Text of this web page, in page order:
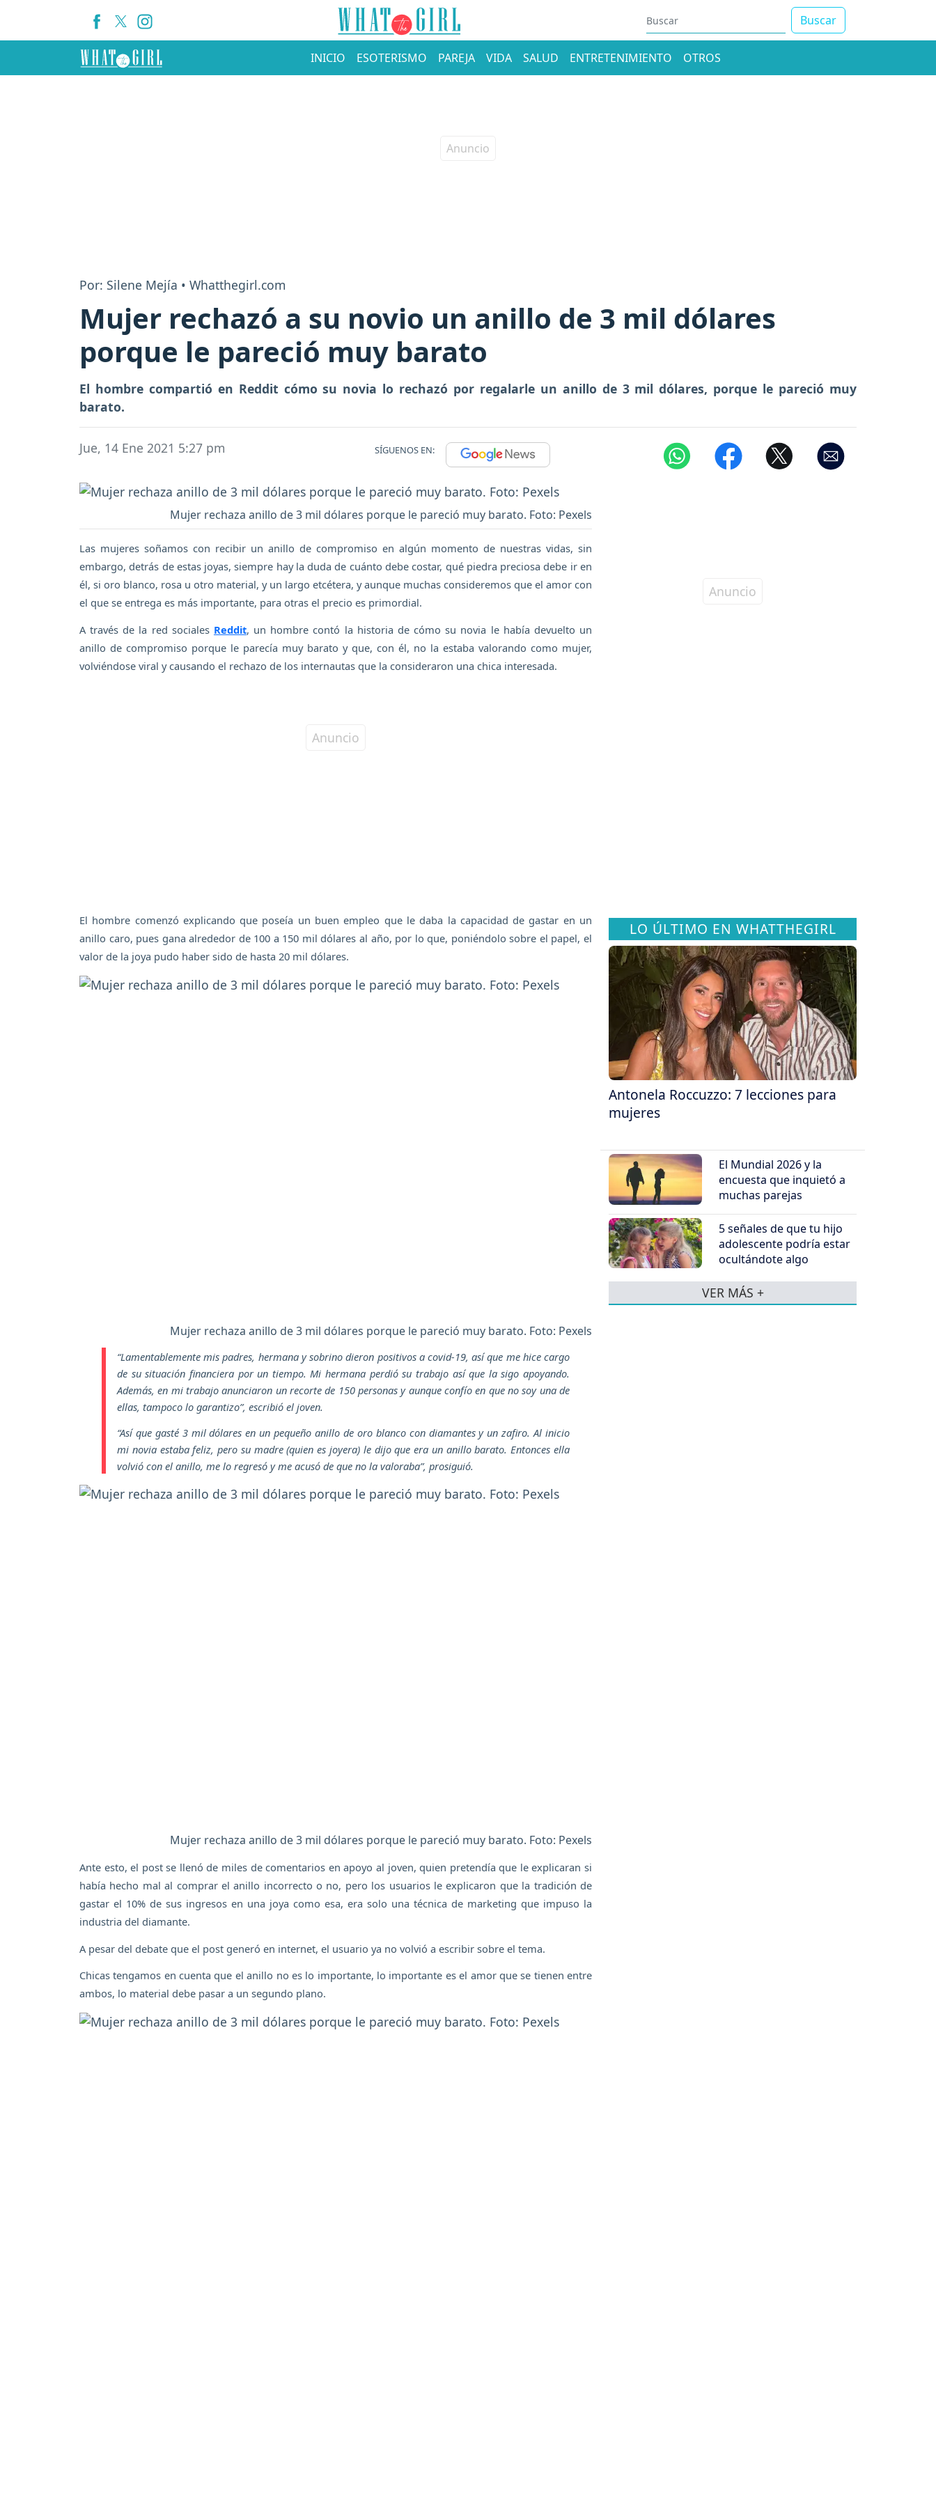
Buscar
INICIO ESOTERISMO PAREJA VIDA SALUD ENTRETENIMIENTO OTROS
Por: Silene Mejía • Whatthegirl.com
Mujer rechazó a su novio un anillo de 3 mil dólares
porque le pareció muy barato
El hombre compartió en Reddit cómo su novia lo rechazó por regalarle un anillo de 3 mil dólares, porque le pareció muy
barato.
Jue, 14 Ene 2021 5:27 pm SÍGUENOS EN:
Mujer rechaza anillo de 3 mil dólares porque le pareció muy barato. Foto: Pexels
Las mujeres soñamos con recibir un anillo de compromiso en algún momento de nuestras vidas, sin
embargo, detrás de estas joyas, siempre hay la duda de cuánto debe costar, qué piedra preciosa debe ir en
él, si oro blanco, rosa u otro material, y un largo etcétera, y aunque muchas consideremos que el amor con
el que se entrega es más importante, para otras el precio es primordial.
A través de la red sociales Reddit, un hombre contó la historia de cómo su novia le había devuelto un
anillo de compromiso porque le parecía muy barato y que, con él, no la estaba valorando como mujer,
volviéndose viral y causando el rechazo de los internautas que la consideraron una chica interesada.
El hombre comenzó explicando que poseía un buen empleo que le daba la capacidad de gastar en un
anillo caro, pues gana alrededor de 100 a 150 mil dólares al año, por lo que, poniéndolo sobre el papel, el
valor de la joya pudo haber sido de hasta 20 mil dólares.
Mujer rechaza anillo de 3 mil dólares porque le pareció muy barato. Foto: Pexels
“Lamentablemente mis padres, hermana y sobrino dieron positivos a covid-19, así que me hice cargo
de su situación financiera por un tiempo. Mi hermana perdió su trabajo así que la sigo apoyando.
Además, en mi trabajo anunciaron un recorte de 150 personas y aunque confío en que no soy una de
ellas, tampoco lo garantizo”, escribió el joven.
“Así que gasté 3 mil dólares en un pequeño anillo de oro blanco con diamantes y un zafiro. Al inicio
mi novia estaba feliz, pero su madre (quien es joyera) le dijo que era un anillo barato. Entonces ella
volvió con el anillo, me lo regresó y me acusó de que no la valoraba”, prosiguió.
Mujer rechaza anillo de 3 mil dólares porque le pareció muy barato. Foto: Pexels
Ante esto, el post se llenó de miles de comentarios en apoyo al joven, quien pretendía que le explicaran si
había hecho mal al comprar el anillo incorrecto o no, pero los usuarios le explicaron que la tradición de
gastar el 10% de sus ingresos en una joya como esa, era solo una técnica de marketing que impuso la
industria del diamante.
A pesar del debate que el post generó en internet, el usuario ya no volvió a escribir sobre el tema.
Chicas tengamos en cuenta que el anillo no es lo importante, lo importante es el amor que se tienen entre
ambos, lo material debe pasar a un segundo plano.
LO ÚLTIMO EN WHATTHEGIRL
Antonela Roccuzzo: 7 lecciones para
mujeres
El Mundial 2026 y la
encuesta que inquietó a
muchas parejas
5 señales de que tu hijo
adolescente podría estar
ocultándote algo
VER MÁS +